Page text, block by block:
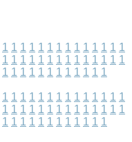
1 1 1 1 1 1 1 1 1 1 1 1 1 1
1 1 1 1 1 1 1 1 1 1 1 1 1 1
1 1 1 1 1 1 1 1 1 1 1 1
1 1 1 1 1 1 1 1 1 1 1 1 1 1
1 1 1 1 1 1 1 1 1 1 1 1 1 1
1 1 1 1 1 1 1 1 1 1 1 1